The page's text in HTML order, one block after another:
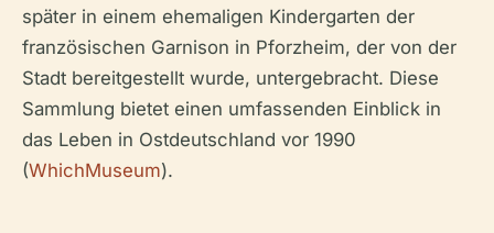
später in einem ehemaligen Kindergarten der
französischen Garnison in Pforzheim, der von der
Stadt bereitgestellt wurde, untergebracht. Diese
Sammlung bietet einen umfassenden Einblick in
das Leben in Ostdeutschland vor 1990
(WhichMuseum).